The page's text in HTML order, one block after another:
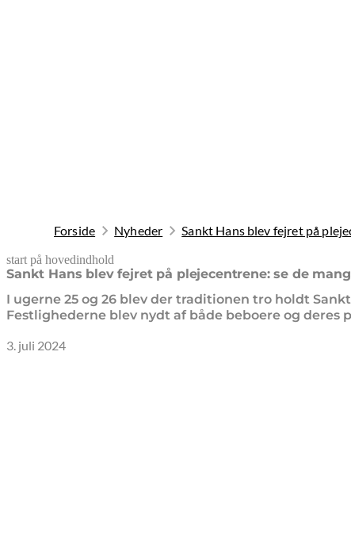
Forside Nyheder Sankt Hans blev fejret på
start på hovedindhold
Sankt Hans blev fejret på plejecentrene: se de
I ugerne 25 og 26 blev der traditionen tro holdt
Festlighederne blev nydt af både beboere og
3. juli 2024
senest opdateret 10. februar 2026